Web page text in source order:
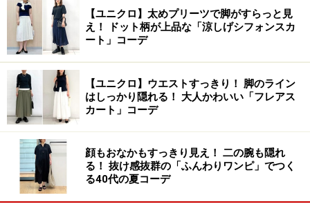
ぜひ真似してみたいカラーリングです。
3. 旬シルエットのデニムでさわやかレイヤ
ードコーデ
少し短めの丈もシューズを選ばず、着まわしがききます 出
典：WEAR
定番のデニムにも、今シーズンはバレルシルエットのも
【ユニクロ】太めプリーツで脚がすらっと見
え！ ドット柄が上品な「涼しげシフォンスカ
ート」コーデ
【ユニクロ】ウエストすっきり！ 脚のライン
はしっかり隠れる！ 大人かわいい「フレアス
カート」コーデ
顔もおなかもすっきり見え！ 二の腕も隠れ
る！ 抜け感抜群の「ふんわりワンピ」でつく
る40代の夏コーデ